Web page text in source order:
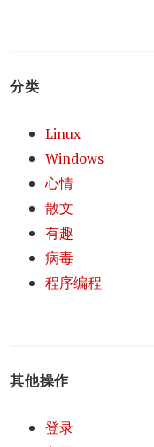
分类
Linux
Windows
心情
散文
有趣
病毒
程序编程
其他操作
登录